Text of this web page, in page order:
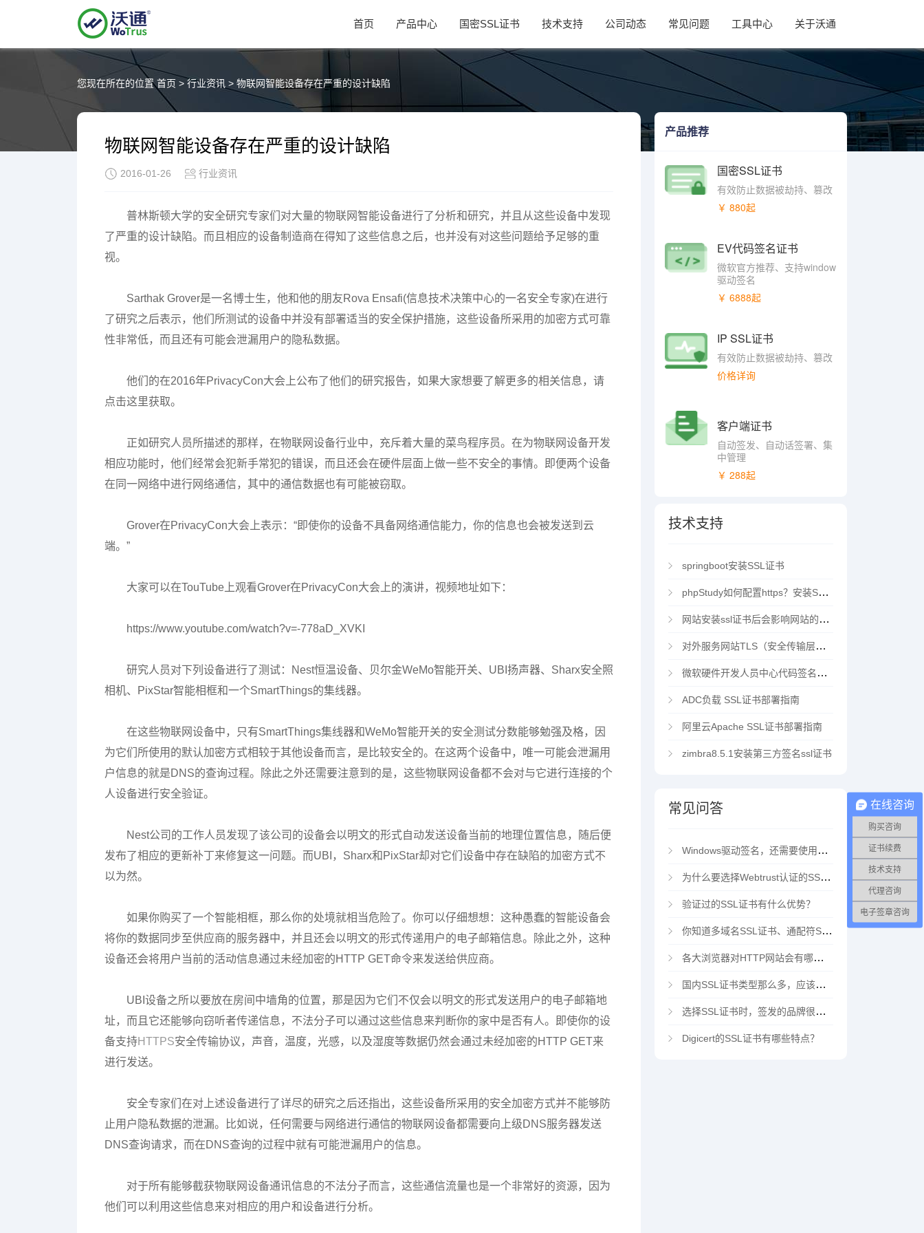
首页 产品中心 国密SSL证书 技术支持 公司动态 常见问题 工具中心 关于沃通
您现在所在的位置首页 > 行业资讯 > 物联网智能设备存在严重的设计缺陷
物联网智能设备存在严重的设计缺陷
2016-01-26 行业资讯
普林斯顿大学的安全研究专家们对大量的物联网智能设备进行了分析和研究，并且从这些设备中发现
了严重的设计缺陷。而且相应的设备制造商在得知了这些信息之后，也并没有对这些问题给予足够的重
视。
Sarthak Grover是一名博士生，他和他的朋友Rova Ensafi(信息技术决策中心的一名安全专家)在进行
了研究之后表示，他们所测试的设备中并没有部署适当的安全保护措施，这些设备所采用的加密方式可靠
性非常低，而且还有可能会泄漏用户的隐私数据。
他们的在2016年PrivacyCon大会上公布了他们的研究报告，如果大家想要了解更多的相关信息，请
点击这里获取。
正如研究人员所描述的那样，在物联网设备行业中，充斥着大量的菜鸟程序员。在为物联网设备开发
相应功能时，他们经常会犯新手常犯的错误，而且还会在硬件层面上做一些不安全的事情。即便两个设备
在同一网络中进行网络通信，其中的通信数据也有可能被窃取。
Grover在PrivacyCon大会上表示：“即使你的设备不具备网络通信能力，你的信息也会被发送到云
端。”
大家可以在TouTube上观看Grover在PrivacyCon大会上的演讲，视频地址如下：
https://www.youtube.com/watch?v=-778aD_XVKI
研究人员对下列设备进行了测试：Nest恒温设备、贝尔金WeMo智能开关、UBI扬声器、Sharx安全照
相机、PixStar智能相框和一个SmartThings的集线器。
在这些物联网设备中，只有SmartThings集线器和WeMo智能开关的安全测试分数能够勉强及格，因
为它们所使用的默认加密方式相较于其他设备而言，是比较安全的。在这两个设备中，唯一可能会泄漏用
户信息的就是DNS的查询过程。除此之外还需要注意到的是，这些物联网设备都不会对与它进行连接的个
人设备进行安全验证。
Nest公司的工作人员发现了该公司的设备会以明文的形式自动发送设备当前的地理位置信息，随后便
发布了相应的更新补丁来修复这一问题。而UBI，Sharx和PixStar却对它们设备中存在缺陷的加密方式不
以为然。
如果你购买了一个智能相框，那么你的处境就相当危险了。你可以仔细想想：这种愚蠢的智能设备会
将你的数据同步至供应商的服务器中，并且还会以明文的形式传递用户的电子邮箱信息。除此之外，这种
设备还会将用户当前的活动信息通过未经加密的HTTP GET命令来发送给供应商。
UBI设备之所以要放在房间中墙角的位置，那是因为它们不仅会以明文的形式发送用户的电子邮箱地
址，而且它还能够向窃听者传递信息，不法分子可以通过这些信息来判断你的家中是否有人。即使你的设
备支持HTTPS安全传输协议，声音，温度，光感，以及湿度等数据仍然会通过未经加密的HTTP GET来
进行发送。
安全专家们在对上述设备进行了详尽的研究之后还指出，这些设备所采用的安全加密方式并不能够防
止用户隐私数据的泄漏。比如说，任何需要与网络进行通信的物联网设备都需要向上级DNS服务器发送
DNS查询请求，而在DNS查询的过程中就有可能泄漏用户的信息。
对于所有能够截获物联网设备通讯信息的不法分子而言，这些通信流量也是一个非常好的资源，因为
他们可以利用这些信息来对相应的用户和设备进行分析。
产品推荐
国密SSL证书
有效防止数据被劫持、篡改
￥ 880起
EV代码签名证书
微软官方推荐、支持window
驱动签名
￥ 6888起
IP SSL证书
有效防止数据被劫持、篡改
价格详询
客户端证书
自动签发、自动话签署、集
中管理
￥ 288起
技术支持
springboot安装SSL证书
phpStudy如何配置https？安装SSL证书方法指南
网站安装ssl证书后会影响网站的访问速度吗？
对外服务网站TLS（安全传输层协议）部署指南
微软硬件开发人员中心代码签名证书选购指南
ADC负载 SSL证书部署指南
阿里云Apache SSL证书部署指南
zimbra8.5.1安装第三方签名ssl证书
常见问答
Windows驱动签名，还需要使用EV代码签名证书吗？
为什么要选择Webtrust认证的SSL证书？
验证过的SSL证书有什么优势？
你知道多域名SSL证书、通配符SSL证书、多域名通配符SSL证书吗？
各大浏览器对HTTP网站会有哪些“不安全”警告
国内SSL证书类型那么多，应该选择哪家CA机构？
选择SSL证书时，签发的品牌很重要吗？
Digicert的SSL证书有哪些特点？
在线咨询
购买咨询
证书续费
技术支持
代理咨询
电子签章咨询